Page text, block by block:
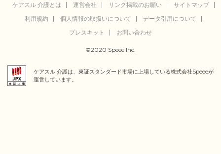
ケアスル 介護とは 運営会社 リンク掲載のお願い
サイトマップ
利用規約
個人情報の取扱いについて
データ引用について
プレスキット
お問い合わせ
©2020 Speee Inc.
ケアスル 介護は、東証スタンダード市場に上場している株式会社Speeeが
運営しています。